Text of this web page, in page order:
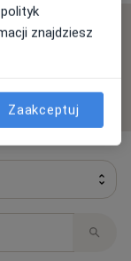
je
się więcej o
o opiniach
znajdziesz
Zaakceptuj